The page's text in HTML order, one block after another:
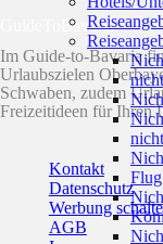
GuideToBavaria
Im Guide-to-Bavaria
Urlaubszielen
Schwaben, zudem
Freizeitideen für Ihren
Kontakt
Datenschutz
Werbung
AGB